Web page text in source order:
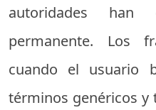
autoridades han
permanente. Los
cuando el usuario
términos genéricos y